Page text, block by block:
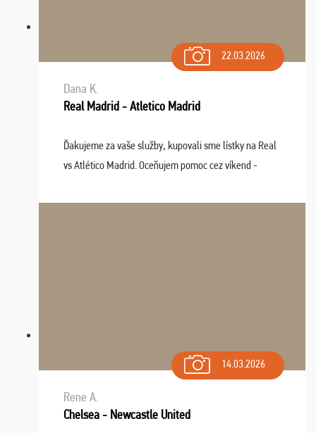
22.03.2026
Dana K.
Real Madrid - Atletico Madrid
Ďakujeme za vaše služby, kupovali sme lístky na Real
vs Atlético Madrid. Oceňujem pomoc cez víkend -
spokojnosti. Sedenie bolo dobré, štadión Barnabéu ...
14.03.2026
Rene A.
Chelsea - Newcastle United